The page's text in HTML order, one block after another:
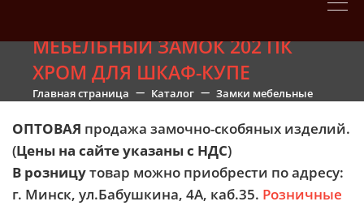
МЕБЕЛЬНЫЙ ЗАМОК 202 ПК
ХРОМ ДЛЯ ШКАФ-КУПЕ
Главная страница Каталог Замки мебельные
ОПТОВАЯ продажа замочно-скобяных изделий.
(Цены на сайте указаны с НДС)
В розницутовар можно приобрести по адресу:
г. Минск, ул.Бабушкина, 4А, каб.35. Розничные